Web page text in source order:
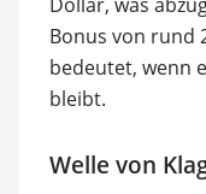
Bonus von rund
bedeutet, wenn
bleibt.
Welle von